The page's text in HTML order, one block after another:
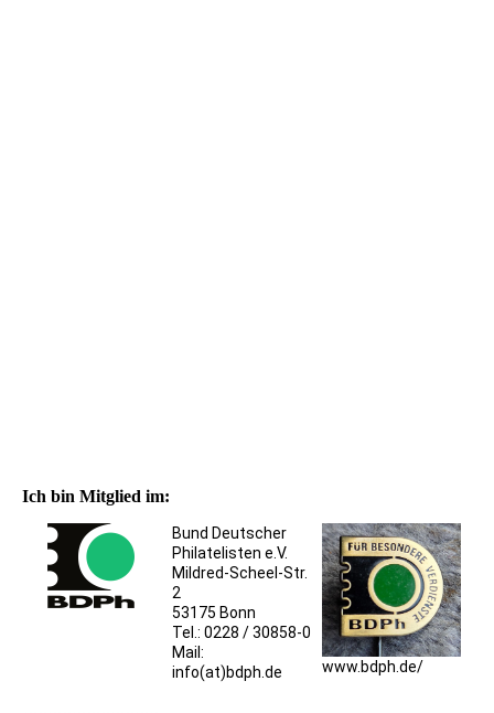
Ich bin Mitglied im:
Bund Deutscher
Philatelisten e.V.
Mildred-Scheel-Str.
2
53175 Bonn
Tel.: 0228 / 30858-0
Mail:
info(at)bdph.de
www.bdph.de/